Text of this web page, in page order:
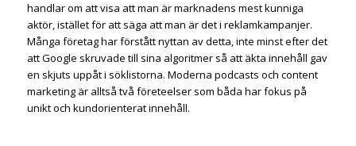
handlar om att visa att man är marknadens mest kunniga
aktör, istället för att säga att man är det i reklamkampanjer.
Många företag har förstått nyttan av detta, inte minst efter det
att Google skruvade till sina algoritmer så att äkta innehåll gav
en skjuts uppåt i söklistorna. Moderna podcasts och content
marketing är alltså två företeelser som båda har fokus på
unikt och kundorienterat innehåll.